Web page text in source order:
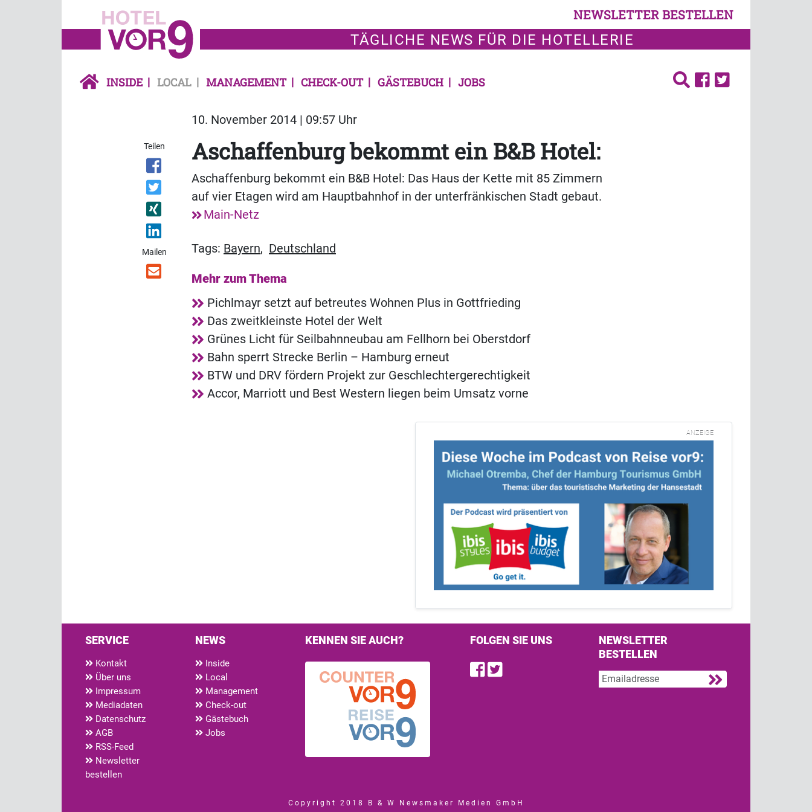
NEWSLETTER BESTELLEN
TÄGLICHE NEWS FÜR DIE HOTELLERIE
INSIDE LOCAL MANAGEMENT CHECK-OUT GÄSTEBUCH JOBS
10. November 2014 | 09:57 Uhr
Teilen
Mailen
Aschaffenburg bekommt ein B&B Hotel:
Aschaffenburg bekommt ein B&B Hotel: Das Haus der Kette mit 85 Zimmern
auf vier Etagen wird am Hauptbahnhof in der unterfränkischen Stadt gebaut.
Main-Netz
Tags: Bayern, Deutschland
Mehr zum Thema
Pichlmayr setzt auf betreutes Wohnen Plus in Gottfrieding
Das zweitkleinste Hotel der Welt
Grünes Licht für Seilbahnneubau am Fellhorn bei Oberstdorf
Bahn sperrt Strecke Berlin – Hamburg erneut
BTW und DRV fördern Projekt zur Geschlechtergerechtigkeit
Accor, Marriott und Best Western liegen beim Umsatz vorne
ANZEIGE
SERVICE
Kontakt
Über uns
Impressum
Mediadaten
Datenschutz
AGB
RSS-Feed
Newsletter
bestellen
NEWS
Inside
Local
Management
Check-out
Gästebuch
Jobs
KENNEN SIE AUCH? FOLGEN SIE UNS
Find us on Facebook
Follow us on Twitter
NEWSLETTER
BESTELLEN
Copyright 2018 B & W Newsmaker Medien GmbH